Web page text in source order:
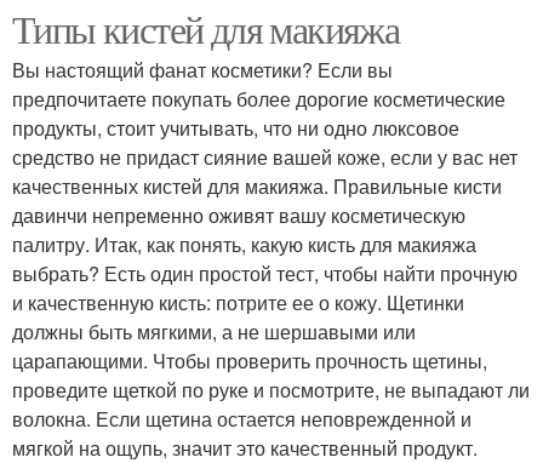
Типы кистей для макияжа
Вы настоящий фанат косметики? Если вы
предпочитаете покупать более дорогие косметические
продукты, стоит учитывать, что ни одно люксовое
средство не придаст сияние вашей коже, если у вас нет
качественных кистей для макияжа. Правильные кисти
давинчи непременно оживят вашу косметическую
палитру. Итак, как понять, какую кисть для макияжа
выбрать? Есть один простой тест, чтобы найти прочную
и качественную кисть: потрите ее о кожу. Щетинки
должны быть мягкими, а не шершавыми или
царапающими. Чтобы проверить прочность щетины,
проведите щеткой по руке и посмотрите, не выпадают ли
волокна. Если щетина остается неповрежденной и
мягкой на ощупь, значит это качественный продукт.